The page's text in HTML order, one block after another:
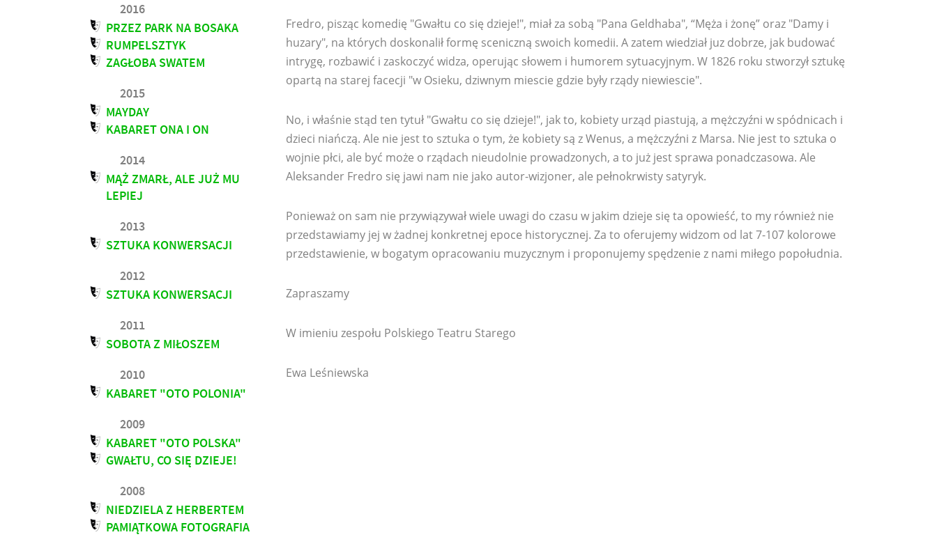
2016
PRZEZ PARK NA BOSAKA
RUMPELSZTYK
ZAGŁOBA SWATEM
2015
MAYDAY
KABARET ONA I ON
2014
MĄŻ ZMARŁ, ALE JUŻ MU
LEPIEJ
2013
SZTUKA KONWERSACJI
2012
SZTUKA KONWERSACJI
2011
SOBOTA Z MIŁOSZEM
2010
KABARET "OTO POLONIA"
2009
KABARET "OTO POLSKA"
GWAŁTU, CO SIĘ DZIEJE!
2008
NIEDZIELA Z HERBERTEM
PAMIĄTKOWA FOTOGRAFIA
Fredro, pisząc komedię "Gwałtu co się dzieje!", miał za sobą "Pana Geldhaba", “Męża i żonę” oraz "Damy i
huzary", na których doskonalił formę sceniczną swoich komedii. A zatem wiedział juz dobrze, jak budować
intrygę, rozbawić i zaskoczyć widza, operując słowem i humorem sytuacyjnym. W 1826 roku stworzył sztukę
opartą na starej facecji "w Osieku, dziwnym miescie gdzie były rządy niewiescie".
No, i właśnie stąd ten tytuł "Gwałtu co się dzieje!", jak to, kobiety urząd piastują, a mężczyźni w spódnicach i
dzieci niańczą. Ale nie jest to sztuka o tym, że kobiety są z Wenus, a mężczyźni z Marsa. Nie jest to sztuka o
wojnie płci, ale być może o rządach nieudolnie prowadzonych, a to już jest sprawa ponadczasowa. Ale
Aleksander Fredro się jawi nam nie jako autor-wizjoner, ale pełnokrwisty satyryk.
Ponieważ on sam nie przywiązywał wiele uwagi do czasu w jakim dzieje się ta opowieść, to my również nie
przedstawiamy jej w żadnej konkretnej epoce historycznej. Za to oferujemy widzom od lat 7-107 kolorowe
przedstawienie, w bogatym opracowaniu muzycznym i proponujemy spędzenie z nami miłego popołudnia.
Zapraszamy
W imieniu zespołu Polskiego Teatru Starego
Ewa Leśniewska